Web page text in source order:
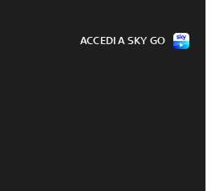
ACCEDI A SKY GO